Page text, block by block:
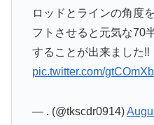
ロッドとラインの角度
フトさせると元気な70
することが出来ました‼︎
pic.twitter.com/
— . (@tkscdr0914)